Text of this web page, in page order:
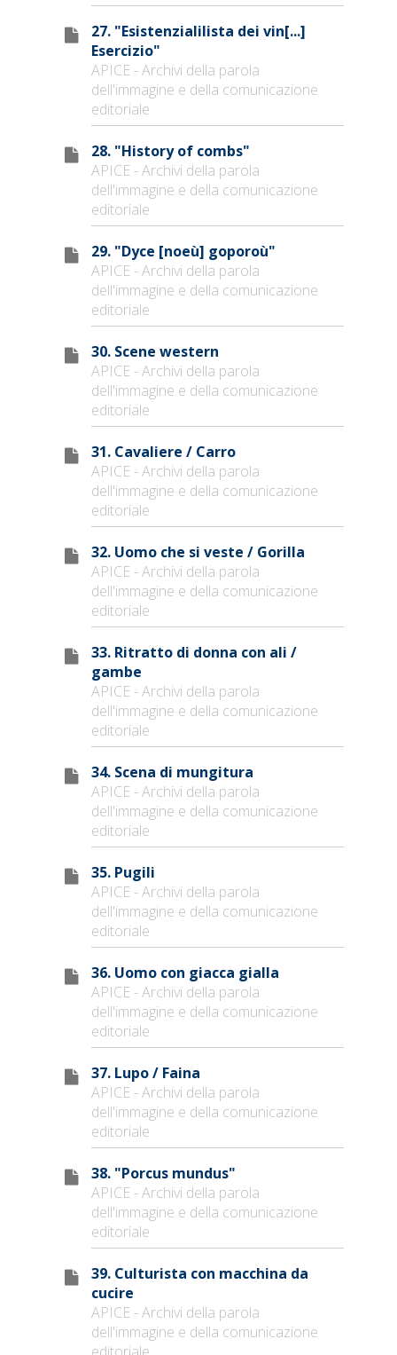
27. "Esistenzialilista dei vin[...]
Esercizio"
APICE - Archivi della parola
dell'immagine e della comunicazione
editoriale
28. "History of combs"
APICE - Archivi della parola
dell'immagine e della comunicazione
editoriale
29. "Dyce [noeù] goporoù"
APICE - Archivi della parola
dell'immagine e della comunicazione
editoriale
30. Scene western
APICE - Archivi della parola
dell'immagine e della comunicazione
editoriale
31. Cavaliere / Carro
APICE - Archivi della parola
dell'immagine e della comunicazione
editoriale
32. Uomo che si veste / Gorilla
APICE - Archivi della parola
dell'immagine e della comunicazione
editoriale
33. Ritratto di donna con ali /
gambe
APICE - Archivi della parola
dell'immagine e della comunicazione
editoriale
34. Scena di mungitura
APICE - Archivi della parola
dell'immagine e della comunicazione
editoriale
35. Pugili
APICE - Archivi della parola
dell'immagine e della comunicazione
editoriale
36. Uomo con giacca gialla
APICE - Archivi della parola
dell'immagine e della comunicazione
editoriale
37. Lupo / Faina
APICE - Archivi della parola
dell'immagine e della comunicazione
editoriale
38. "Porcus mundus"
APICE - Archivi della parola
dell'immagine e della comunicazione
editoriale
39. Culturista con macchina da
cucire
APICE - Archivi della parola
dell'immagine e della comunicazione